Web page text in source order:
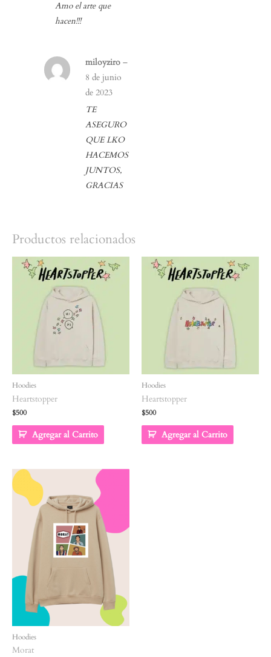
Valorado
con5 de 5
Amo el arte que
hacen!!!
miloyziro –
8 de junio
de 2023
TE
ASEGURO
QUE LKO
HACEMOS
JUNTOS,
GRACIAS
Productos relacionados
Hoodies
Heartstopper
$500
Agregar al Carrito
Hoodies
Heartstopper
$500
Agregar al Carrito
Hoodies
Morat